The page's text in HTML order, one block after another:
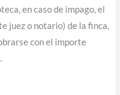
en caso de impago, el
juez o notario) de la finca,
con el importe